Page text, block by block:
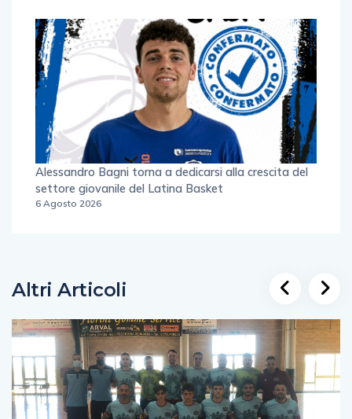
Alessandro Bagni torna a dedicarsi alla crescita del
settore giovanile del Latina Basket
6 Agosto 2026
Altri Articoli